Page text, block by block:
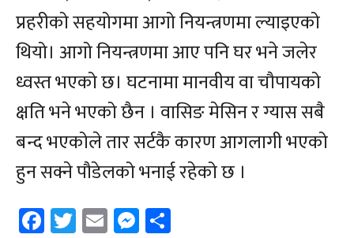
प्रहरीको सहयोगमा आगो नियन्त्रणमा ल्याइएको
थियो। आगो नियन्त्रणमा आए पनि घर भने जलेर
ध्वस्त भएको छ। घटनामा मानवीय वा चौपायको
क्षति भने भएको छैन । वासिङ मेसिन र ग्यास सबै
बन्द भएकोले तार सर्टकै कारण आगलागी भएको
हुन सक्ने पौडेलको भनाई रहेको छ ।
Facebook
Twitter
EmailMessenger